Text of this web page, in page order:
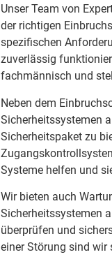
Unser Team von
der richtigen
spezifischen
zuverlässig
fachmännisch und
Neben dem
Sicherheitssystemen
Sicherheitspaket zu
Systeme helfen und
Wir bieten auch
Sicherheitssystemen
überprüfen und
einer Störung sind wir